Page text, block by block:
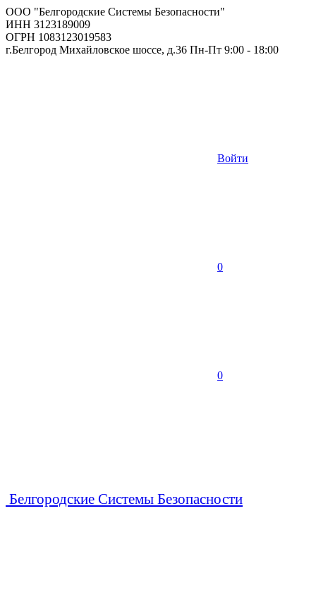
ООО "Белгородские Системы Безопасности"
ИНН 3123189009
ОГРН 1083123019583
г.Белгород Михайловское шоссе, д.36 Пн-Пт 9:00 - 18:00
Войти
0
0
Белгородские Системы Безопасности